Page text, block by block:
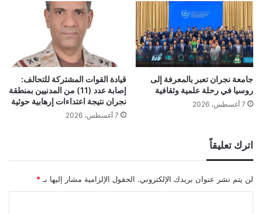
جامعة نجران تعبر بالمعرفة إلى
روسيا في رحلة علمية وثقافية
7 أغسطس، 2026
قيادة القوات المشتركة للتحالف:
إصابة عدد (11) من المدنيين بمنطقة
نجران نتيجة اعتداءات إرهابية حوثية
7 أغسطس، 2026
اترك تعليقاً
لن يتم نشر عنوان بريدك الإلكتروني. الحقول الإلزامية مشار إليها بـ *